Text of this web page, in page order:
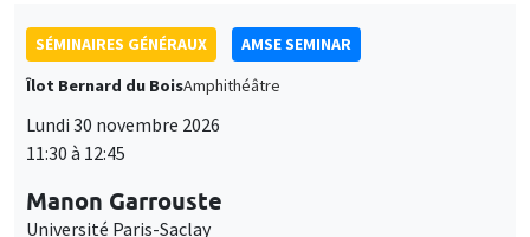
SÉMINAIRES GÉNÉRAUX
AMSE SEMINAR
Îlot Bernard du BoisAmphithéâtre
Lundi 30 novembre 2026
11:30 à 12:45
Manon Garrouste
Université Paris-Saclay